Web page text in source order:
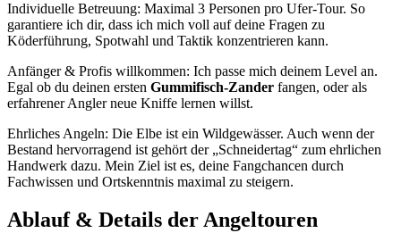
Individuelle Betreuung: Maximal 3 Personen pro Ufer-Tour. So
garantiere ich dir, dass ich mich voll auf deine Fragen zu
Köderführung, Spotwahl und Taktik konzentrieren kann.
Anfänger & Profis willkommen: Ich passe mich deinem Level an.
Egal ob du deinen ersten Gummifisch-Zander fangen, oder als
erfahrener Angler neue Kniffe lernen willst.
Ehrliches Angeln: Die Elbe ist ein Wildgewässer. Auch wenn der
Bestand hervorragend ist gehört der „Schneidertag“ zum ehrlichen
Handwerk dazu. Mein Ziel ist es, deine Fangchancen durch
Fachwissen und Ortskenntnis maximal zu steigern.
Ablauf & Details der Angeltouren